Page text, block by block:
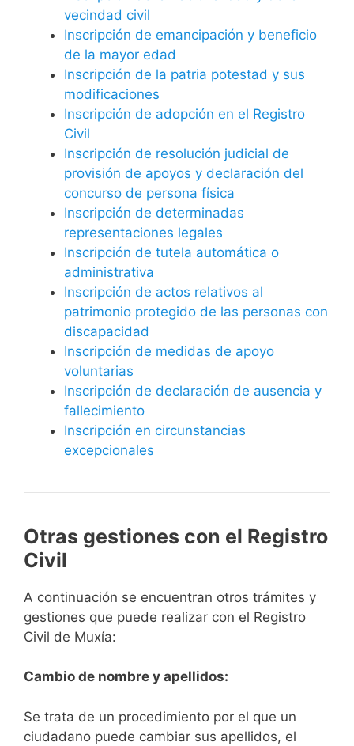
vecindad civil
Inscripción de emancipación y beneficio
de la mayor edad
Inscripción de la patria potestad y sus
modificaciones
Inscripción de adopción en el Registro
Civil
Inscripción de resolución judicial de
provisión de apoyos y declaración del
concurso de persona física
Inscripción de determinadas
representaciones legales
Inscripción de tutela automática o
administrativa
Inscripción de actos relativos al
patrimonio protegido de las personas con
discapacidad
Inscripción de medidas de apoyo
voluntarias
Inscripción de declaración de ausencia y
fallecimiento
Inscripción en circunstancias
excepcionales
Otras gestiones con el Registro
Civil
A continuación se encuentran otros trámites y
gestiones que puede realizar con el Registro
Civil de Muxía:
Cambio de nombre y apellidos:
Se trata de un procedimiento por el que un
ciudadano puede cambiar sus apellidos, el